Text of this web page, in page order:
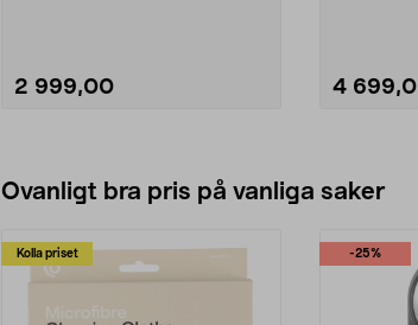
2 999,00 4
Ovanligt bra pris på vanliga saker
Kolla priset -25%